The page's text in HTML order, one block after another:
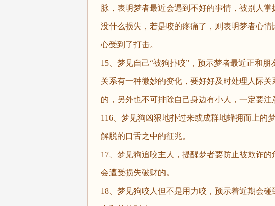
脉，表明梦者最近会遇到不好的事情，被别人
没什么损失，若是咬的疼痛了，则表明梦者心
心受到了打击。
15、梦见自己“被狗扑咬”，预示梦者最近正和
关系有一种微妙的变化，要好好及时处理人际
的，另外也不可排除自己身边有小人，一定要注
116、梦见狗凶狠地扑过来或成群地蜂拥而上的
解脱的口舌之中的征兆。
17、梦见狗追咬主人，提醒梦者要防止被欺诈
会遭受损失破财的。
18、梦见狗咬人但不是用力咬，预示着近期会